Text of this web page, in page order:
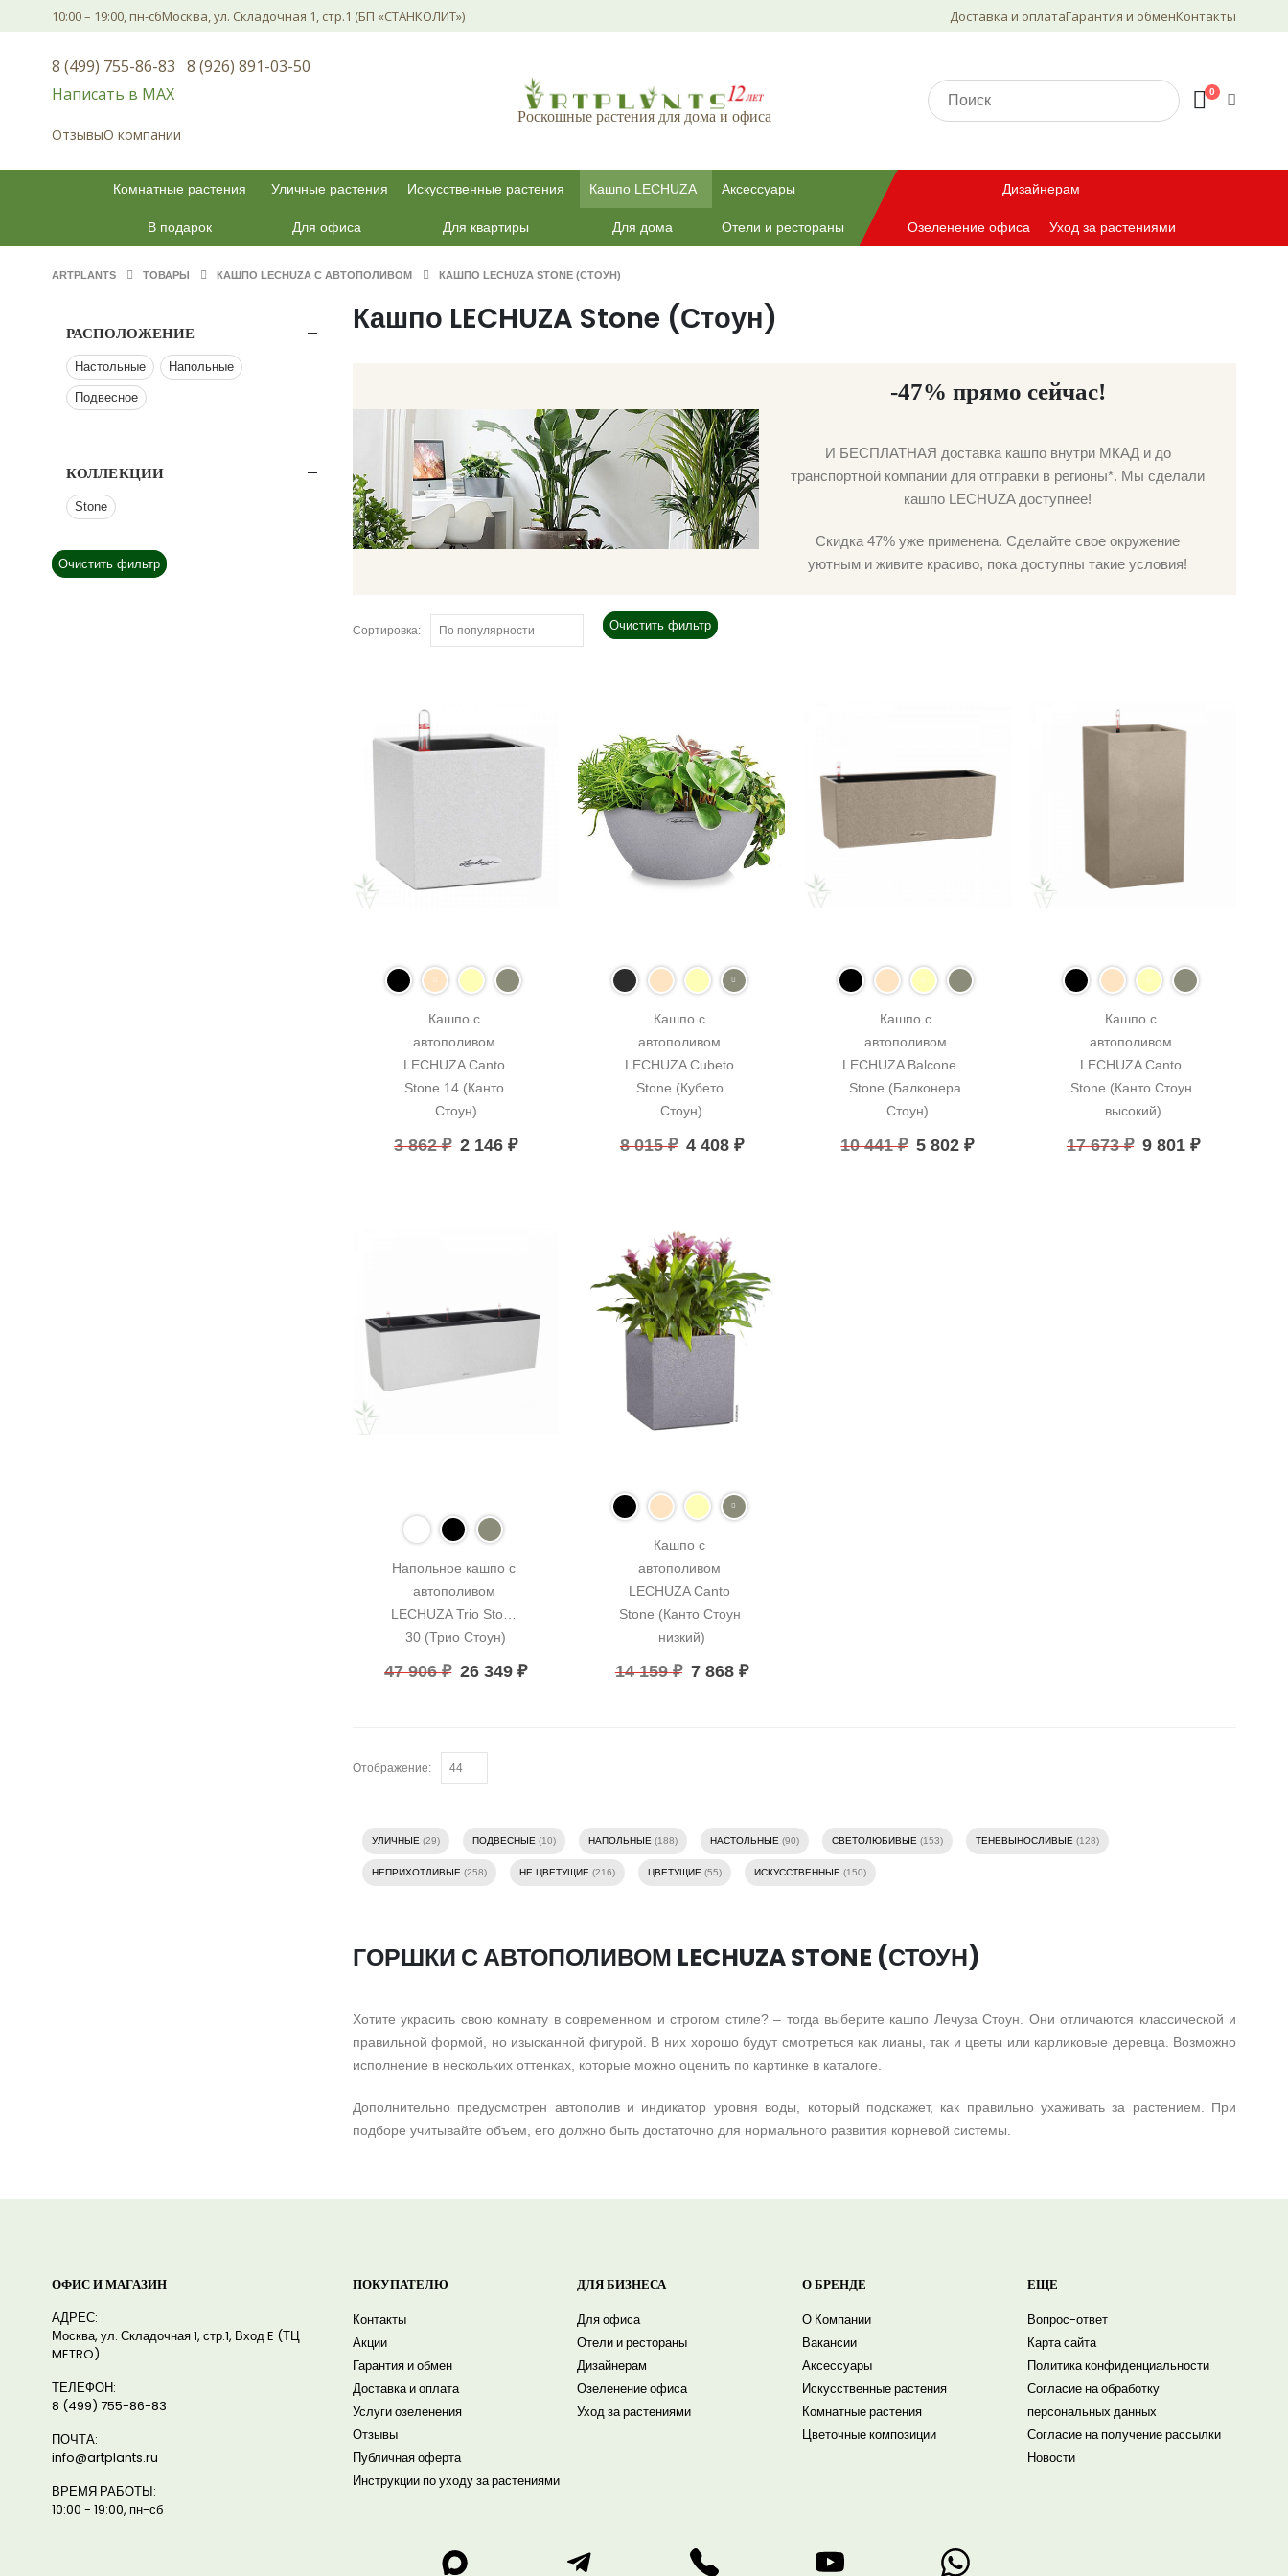
10:00 – 19:00, пн-сбМосква, ул. Складочная 1, стр.1 (БП «СТАНКОЛИТ») Доставка и оплатаГарантия и обменКонтакты
8 (499) 755-86-83 8 (926) 891-03-50
Написать в МАХ
ОтзывыО компании
Роскошные растения для дома и офиса
0
Комнатные растения Уличные растения Искусственные растения Кашпо LECHUZA Аксессуары
В подарок Озеленение офиса Уход за растениями
Для офиса
Дизайнерам
Для квартиры Для дома Отели и рестораны
ARTPLANTS ТОВАРЫ КАШПО LECHUZA С АВТОПОЛИВОМ КАШПО LECHUZA STONE (СТОУН)
Кашпо LECHUZA Stone (Стоун)
-47% прямо сейчас!
И БЕСПЛАТНАЯ доставка кашпо внутри МКАД и до
транспортной компании для отправки в регионы*. Мы сделали
кашпо LECHUZA доступнее!
Скидка 47% уже применена. Сделайте свое окружение
уютным и живите красиво, пока доступны такие условия!
Сортировка: Очистить фильтр
Кашпо с
автополивом
LECHUZA Canto
Stone 14 (Канто
Стоун)
3 862₽ 2 146₽
Кашпо с
автополивом
LECHUZA Cubeto
Stone (Кубето
Стоун)
8 015₽ 4 408 ₽
Кашпо с
автополивом
LECHUZA Balconera
Stone (Балконера
Стоун)
10 441₽ 5 802₽
Кашпо с
автополивом
LECHUZA Canto
Stone (Канто Стоун
высокий)
17 673₽ 9 801 ₽
Напольное кашпо с
автополивом
LECHUZA Trio Stone
30 (Трио Стоун)
47 906₽ 26 349₽
Кашпо с
автополивом
LECHUZA Canto
Stone (Канто Стоун
низкий)
14 159₽ 7 868 ₽
Отображение:
УЛИЧНЫЕ (29) ПОДВЕСНЫЕ (10) НАПОЛЬНЫЕ (188) НАСТОЛЬНЫЕ (90) СВЕТОЛЮБИВЫЕ (153) ТЕНЕВЫНОСЛИВЫЕ (128)
НЕПРИХОТЛИВЫЕ (258) НЕ ЦВЕТУЩИЕ (216) ЦВЕТУЩИЕ (55) ИСКУССТВЕННЫЕ (150)
ГОРШКИ С АВТОПОЛИВОМ LECHUZA STONE (СТОУН)
Хотите украсить свою комнату в современном и строгом стиле? – тогда выберите кашпо Лечуза Стоун. Они отличаются классической и
правильной формой, но изысканной фигурой. В них хорошо будут смотреться как лианы, так и цветы или карликовые деревца. Возможно
исполнение в нескольких оттенках, которые можно оценить по картинке в каталоге.
Дополнительно предусмотрен автополив и индикатор уровня воды, который подскажет, как правильно ухаживать за растением. При
подборе учитывайте объем, его должно быть достаточно для нормального развития корневой системы.
РАСПОЛОЖЕНИЕ
Настольные Напольные
Подвесное
КОЛЛЕКЦИИ
Stone
Очистить фильтр
ОФИС И МАГАЗИН
АДРЕС:
Москва, ул. Складочная 1, стр.1, Вход E (ТЦ
METRO)
ТЕЛЕФОН:
8 (499) 755-86-83
ПОЧТА:
info@artplants.ru
ВРЕМЯ РАБОТЫ:
10:00 - 19:00, пн-сб
ПОКУПАТЕЛЮ
Контакты
Акции
Гарантия и обмен
Доставка и оплата
Услуги озеленения
Отзывы
Публичная оферта
Инструкции по уходу за растениями
ДЛЯ БИЗНЕСА
Для офиса
Отели и рестораны
Дизайнерам
Озеленение офиса
Уход за растениями
О БРЕНДЕ
О Компании
Вакансии
Аксессуары
Искусственные растения
Комнатные растения
Цветочные композиции
ЕЩЕ
Вопрос-ответ
Карта сайта
Политика конфиденциальности
Согласие на обработку
персональных данных
Согласие на получение рассылки
Новости